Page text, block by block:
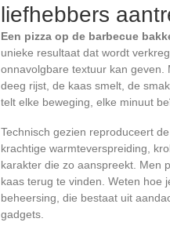
liefhebbers
Een pizza op de barbecue
unieke resultaat dat wordt
onnavolgbare textuur kan geven.
deeg rijst, de kaas smelt, de
telt elke beweging, elke minuut
Technisch gezien reproduceert
krachtige warmteverspreiding,
karakter die zo aanspreekt. Men
kaas terug te vinden. Weten hoe
beheersing, die bestaat uit
gadgets.